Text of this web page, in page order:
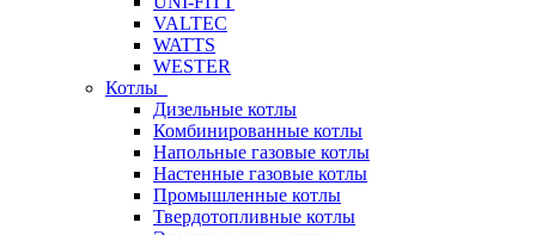
VALTEC
WATTS
WESTER
Котлы
Дизельные котлы
Комбинированные котлы
Напольные газовые котлы
Настенные газовые котлы
Промышленные котлы
Твердотопливные котлы